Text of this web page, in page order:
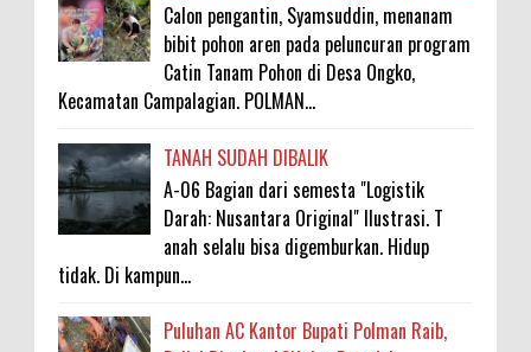
Calon pengantin, Syamsuddin, menanam
bibit pohon aren pada peluncuran program
Catin Tanam Pohon di Desa Ongko,
Kecamatan Campalagian. POLMAN...
TANAH SUDAH DIBALIK
A-06 Bagian dari semesta "Logistik
Darah: Nusantara Original" Ilustrasi. T
anah selalu bisa digemburkan. Hidup
tidak. Di kampun...
Puluhan AC Kantor Bupati Polman Raib,